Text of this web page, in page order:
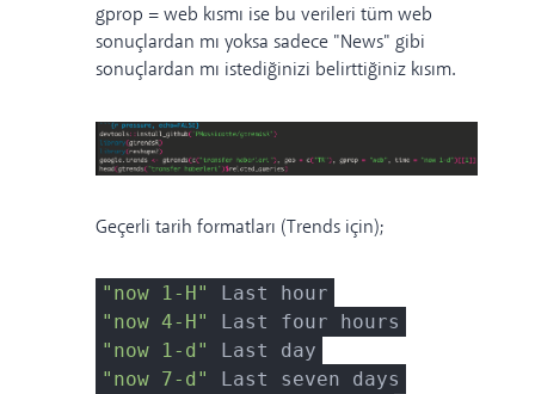
gprop = web kısmı ise bu verileri tüm web
sonuçlardan mı yoksa sadece "News" gibi
sonuçlardan mı istediğinizi belirttiğiniz kısım.
Geçerli tarih formatları (Trends için);
"now 1-H"
Last hour
"now 4-H"
Last four hours
"now 1-d"
Last day
"now 7-d"
Last seven days